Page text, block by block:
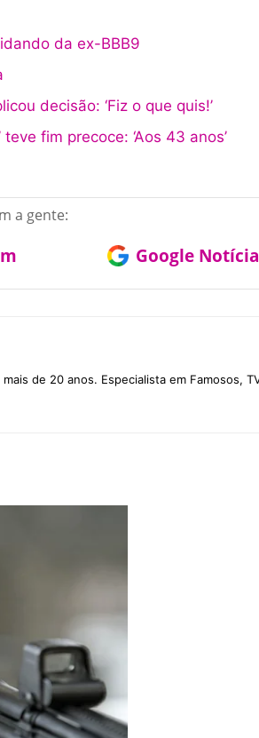
da ex-BBB9
decisão: ‘Fiz o que quis!’
fim precoce: ‘Aos 43 anos’
a gente:
Google
de 20 anos. Especialista em Famosos,